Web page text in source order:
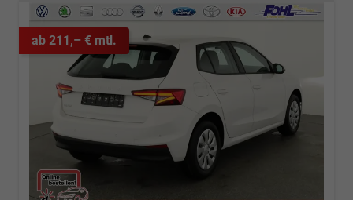
ab 211,– € mtl.